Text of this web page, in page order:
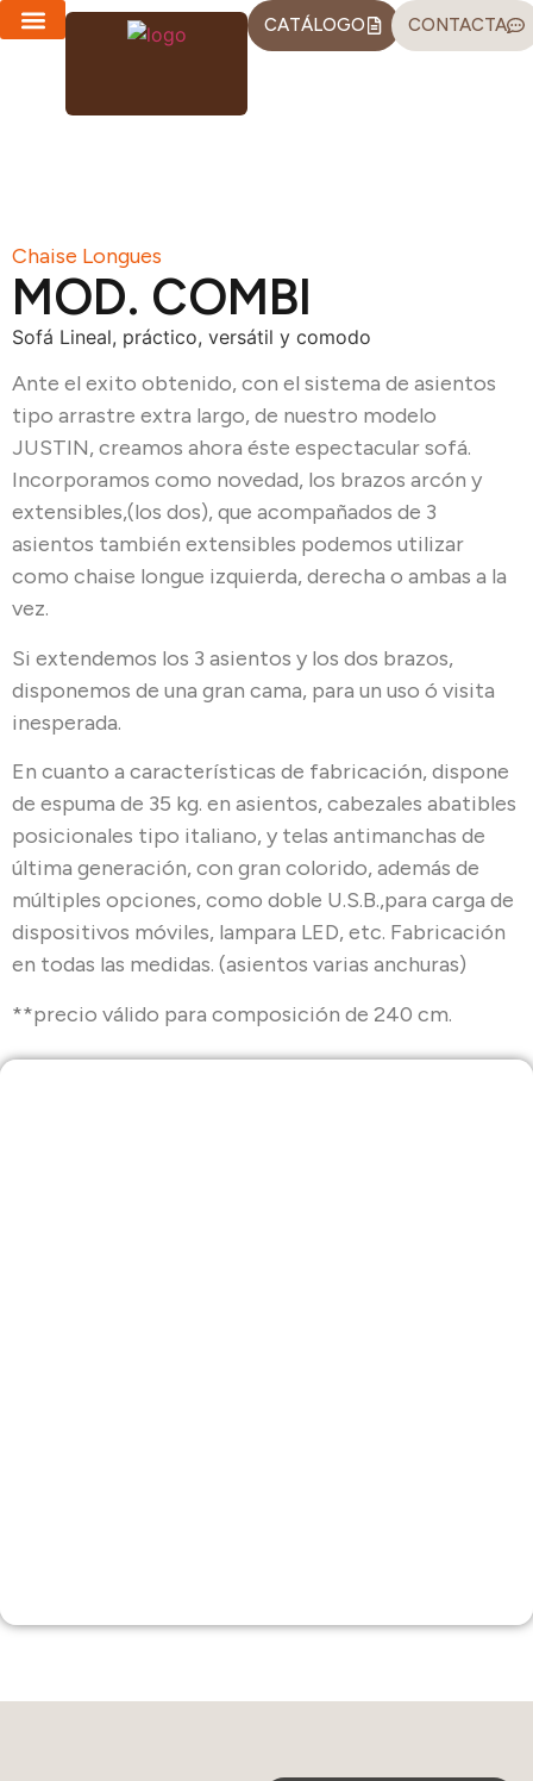
CATÁLOGO CONTACTA
Chaise Longues
MOD. COMBI
Sofá Lineal, práctico, versátil y comodo
Ante el exito obtenido, con el sistema de asientos
tipo arrastre extra largo, de nuestro modelo
JUSTIN, creamos ahora éste espectacular sofá.
Incorporamos como novedad, los brazos arcón y
extensibles,(los dos), que acompañados de 3
asientos también extensibles podemos utilizar
como chaise longue izquierda, derecha o ambas a la
vez.
Si extendemos los 3 asientos y los dos brazos,
disponemos de una gran cama, para un uso ó visita
inesperada.
En cuanto a características de fabricación, dispone
de espuma de 35 kg. en asientos, cabezales abatibles
posicionales tipo italiano, y telas antimanchas de
última generación, con gran colorido, además de
múltiples opciones, como doble U.S.B.,para carga de
dispositivos móviles, lampara LED, etc. Fabricación
en todas las medidas. (asientos varias anchuras)
**precio válido para composición de 240 cm.